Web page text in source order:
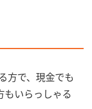
方で、現金でも
もいらっしゃる